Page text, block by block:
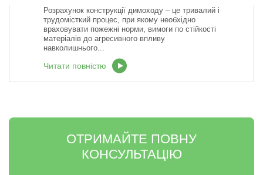
Розрахунок конструкції димоходу – це тривалий і
трудомісткий процес, при якому необхідно
враховувати пожежні норми, вимоги по стійкості
матеріалів до агресивного впливу
навколишнього...
Читати повністю
ОТРИМАЙТЕ ПОВНУ
КОНСУЛЬТАЦІЮ